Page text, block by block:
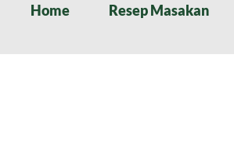
Home Resep Masakan